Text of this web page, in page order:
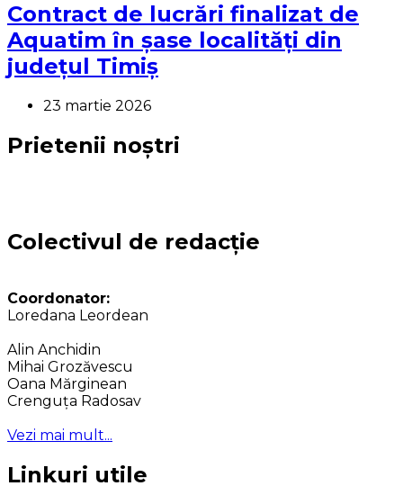
Contract de lucrări finalizat de
Aquatim în șase localități din
județul Timiș
23 martie 2026
Prietenii noștri
Colectivul de redacție
Coordonator:
Loredana Leordean
Alin Anchidin
Mihai Grozăvescu
Oana Mărginean
Crenguța Radosav
Vezi mai mult...
Linkuri utile